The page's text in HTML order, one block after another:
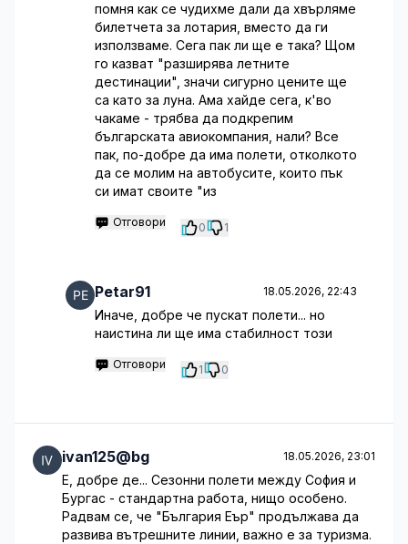
помня как се чудихме дали да хвърляме
билетчета за лотария, вместо да ги
използваме. Сега пак ли ще е така? Щом
го казват "разширява летните
дестинации", значи сигурно цените ще
са като за луна. Ама хайде сега, к'во
чакаме - трябва да подкрепим
българската авиокомпания, нали? Все
пак, по-добре да има полети, отколкото
да се молим на автобусите, които пък
си имат своите "из
Отговори 0 1
Petar91 18.05.2026, 22:43
Иначе, добре че пускат полети... но
наистина ли ще има стабилност този
Отговори 1 0
ivan125@bg 18.05.2026, 23:01
Е, добре де... Сезонни полети между София и
Бургас - стандартна работа, нищо особено.
Радвам се, че "България Еър" продължава да
развива вътрешните линии, важно е за туризма.